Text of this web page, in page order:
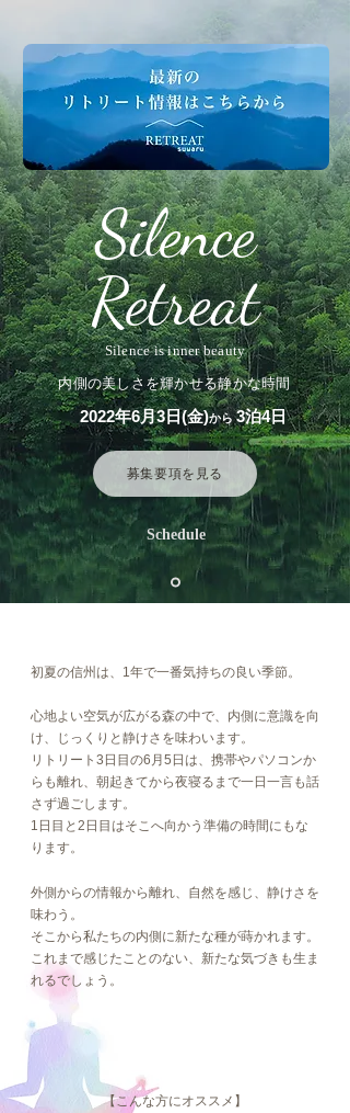
Silence
Retreat
Silence is inner beauty
内側の美しさを輝かせる静かな時間
2022年6月3日(金)から3泊4日
募集要項を見る
Schedule
初夏の信州は、1年で一番気持ちの良い季節。
心地よい空気が広がる森の中で、内側に意識を向
け、じっくりと静けさを味わいます。
リトリート3日目の6月5日は、携帯やパソコンか
らも離れ、朝起きてから夜寝るまで一日一言も話
さず過ごします。
1日目と2日目はそこへ向かう準備の時間にもな
ります。
外側からの情報から離れ、自然を感じ、静けさを
味わう。
そこから私たちの内側に新たな種が蒔かれます。
これまで感じたことのない、新たな気づきも生ま
れるでしょう。
【こんな方にオススメ】